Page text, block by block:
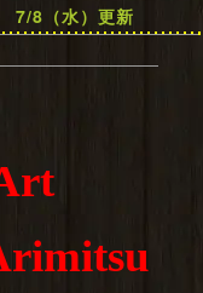
7/8（水）更新